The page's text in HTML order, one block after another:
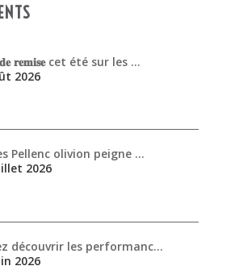
𝐫𝐞𝐦𝐢𝐬𝐞 cet été sur les …
2026
Pellenc olivion peigne …
2026
découvrir les performanc…
2026